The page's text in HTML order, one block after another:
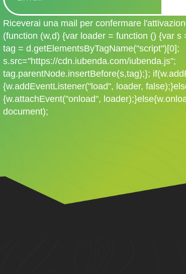
Riceverai una mail per confermare
(function (w,d) {var loader = function () {var s
tag = d.getElementsByTagName("script")[0];
s.src="https://cdn.iubenda.com/iubenda.js";
tag.parentNode.insertBefore(s,tag);};
{w.addEventListener("load", loader,
{w.attachEvent("onload",
document);